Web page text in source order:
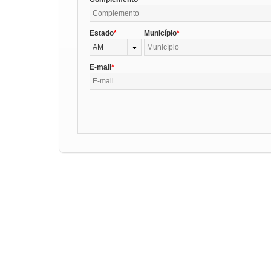
Estado
AM
Município
E-mail